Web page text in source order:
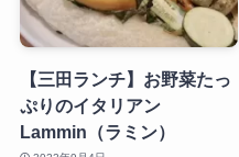
【三田ランチ】お野菜たっ
ぷりのイタリアン
Lammin（ラミン）